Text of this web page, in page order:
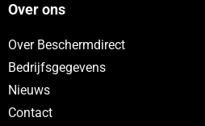
Over ons
Over Beschermdirect
Bedrijfsgegevens
Nieuws
Contact